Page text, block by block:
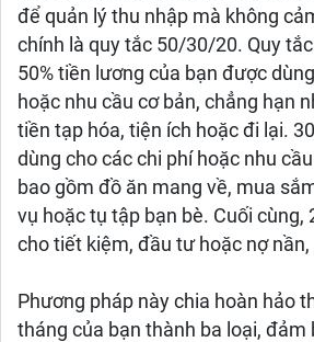
để quản lý thu nhập mà không
chính là quy tắc 50/30/20. Quy
50% tiền lương của bạn được
hoặc nhu cầu cơ bản, chẳng hạn
tiền tạp hóa, tiện ích hoặc đi lại.
dùng cho các chi phí hoặc nhu
bao gồm đồ ăn mang về, mua
vụ hoặc tụ tập bạn bè. Cuối cùng,
cho tiết kiệm, đầu tư hoặc nợ nần,
Phương pháp này chia hoàn hảo
tháng của bạn thành ba loại, đảm